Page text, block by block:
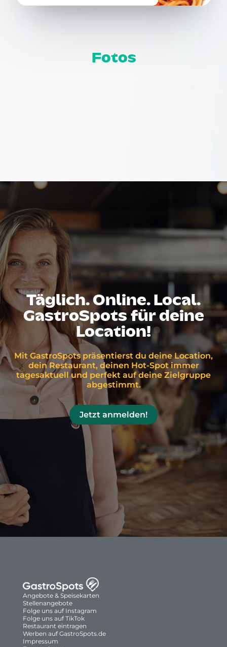
Fotos
Täglich. Online. Local.
GastroSpots für deine
Location!
Mit GastroSpots präsentierst du deine Location,
dein Restaurant, deinen Hot-Spot immer
tagesaktuell und perfekt auf deine Zielgruppe
abgestimmt.
Jetzt anmelden!
Angebote & Speisekarten
Stellenangebote
Folge uns auf Instagram
Folge uns auf TikTok
Restaurant eintragen
Werben auf GastroSpots.de
Impressum